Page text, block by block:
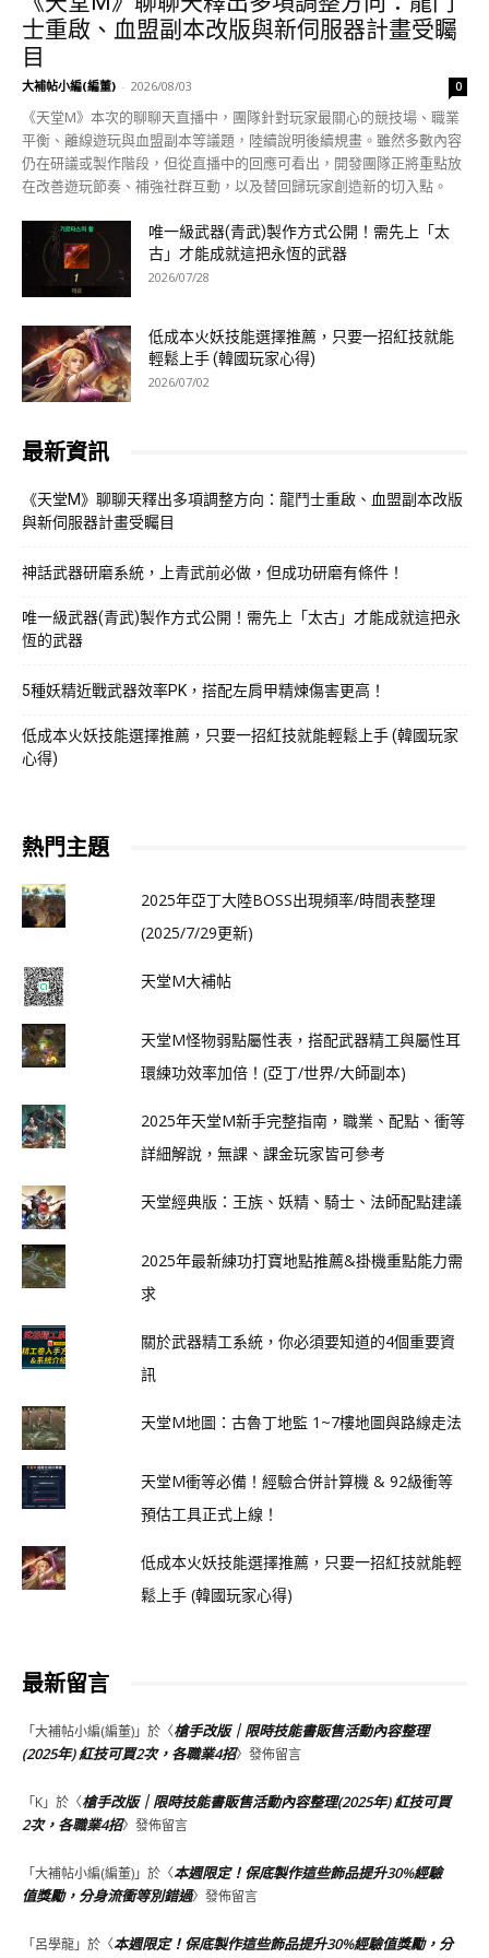
士重啟、血盟副本改版與新伺服器計畫受矚
目
大補帖小編(編董) - 2026/08/03 0
《天堂M》本次的聊聊天直播中，團隊針對玩家最關心的競技場、職業
平衡、離線遊玩與血盟副本等議題，陸續說明後續規畫。雖然多數內容
仍在研議或製作階段，但從直播中的回應可看出，開發團隊正將重點放
在改善遊玩節奏、補強社群互動，以及替回歸玩家創造新的切入點。
唯一級武器(青武)製作方式公開！需先上「太
古」才能成就這把永恆的武器
2026/07/28
低成本火妖技能選擇推薦，只要一招紅技就能
輕鬆上手 (韓國玩家心得)
2026/07/02
最新資訊
《天堂M》聊聊天釋出多項調整方向：龍鬥士重啟、血盟副本改版
與新伺服器計畫受矚目
神話武器研磨系統，上青武前必做，但成功研磨有條件！
唯一級武器(青武)製作方式公開！需先上「太古」才能成就這把永
恆的武器
5種妖精近戰武器效率PK，搭配左肩甲精煉傷害更高！
低成本火妖技能選擇推薦，只要一招紅技就能輕鬆上手 (韓國玩家
心得)
熱門主題
2025年亞丁大陸BOSS出現頻率/時間表整理
(2025/7/29更新)
天堂M大補帖
天堂M怪物弱點屬性表，搭配武器精工與屬性耳
環練功效率加倍！(亞丁/世界/大師副本)
2025年天堂M新手完整指南，職業、配點、衝等
詳細解說，無課、課金玩家皆可參考
天堂經典版：王族、妖精、騎士、法師配點建議
2025年最新練功打寶地點推薦&掛機重點能力需
求
關於武器精工系統，你必須要知道的4個重要資
訊
天堂M地圖：古魯丁地監 1~7樓地圖與路線走法
天堂M衝等必備！經驗合併計算機 & 92級衝等
預估工具正式上線！
低成本火妖技能選擇推薦，只要一招紅技就能輕
鬆上手 (韓國玩家心得)
最新留言
「大補帖小編(編董)」於〈槍手改版｜限時技能書販售活動內容整理
(2025年) 紅技可買2次，各職業4招〉發佈留言
「K」於〈槍手改版｜限時技能書販售活動內容整理(2025年) 紅技可買
2次，各職業4招〉發佈留言
「大補帖小編(編董)」於〈本週限定！保底製作這些飾品提升30%經驗
值獎勵，分身流衝等別錯過〉發佈留言
「呂學龍」於〈本週限定！保底製作這些飾品提升30%經驗值獎勵，分